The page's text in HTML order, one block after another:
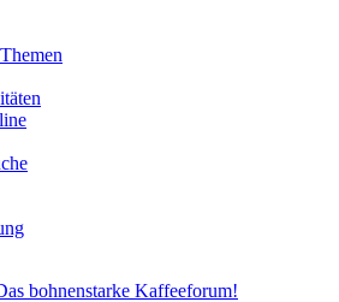
bohnenstarke Kaffeeforum!